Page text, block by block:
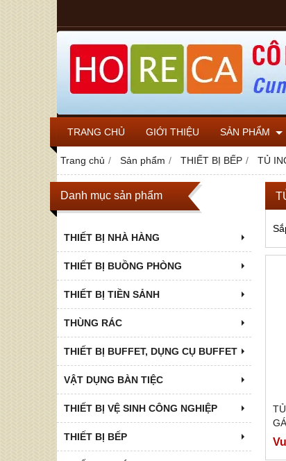
TRANG CHỦ GIỚI THIỆU SẢN PHẨM
Trang chủ Sản phẩm THIẾT BỊ BẾP TỦ
Danh mục sản phẩm
THIẾT BỊ NHÀ HÀNG
THIẾT BỊ BUỒNG PHÒNG
THIẾT BỊ TIỀN SẢNH
THÙNG RÁC
THIẾT BỊ BUFFET, DỤNG CỤ BUFFET
VẬT DỤNG BÀN TIỆC
THIẾT BỊ VỆ SINH CÔNG NGHIỆP
THIẾT BỊ BẾP